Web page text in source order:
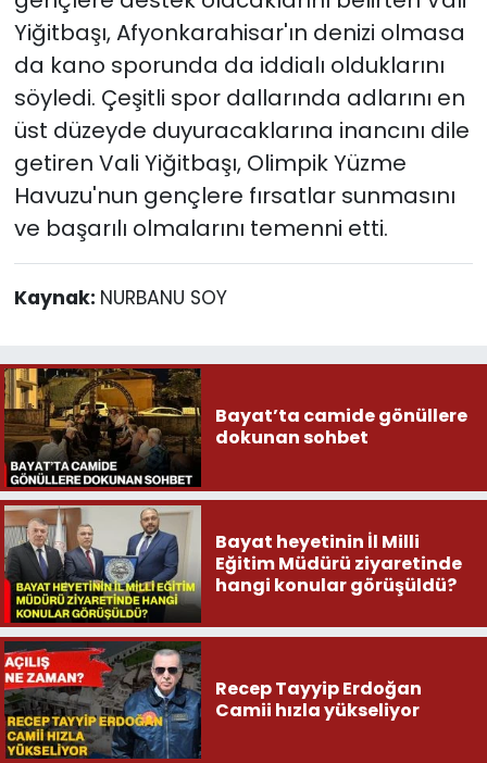
Yiğitbaşı, Afyonkarahisar'ın denizi olmasa
da kano sporunda da iddialı olduklarını
söyledi. Çeşitli spor dallarında adlarını en
üst düzeyde duyuracaklarına inancını dile
getiren Vali Yiğitbaşı, Olimpik Yüzme
Havuzu'nun gençlere fırsatlar sunmasını
ve başarılı olmalarını temenni etti.
Kaynak: NURBANU SOY
Bayat’ta camide gönüllere
dokunan sohbet
Bayat heyetinin İl Milli
Eğitim Müdürü ziyaretinde
hangi konular görüşüldü?
Recep Tayyip Erdoğan
Camii hızla yükseliyor